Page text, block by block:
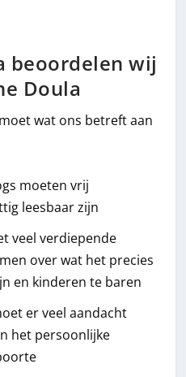
beoordelen wij
Doula
wat ons betreft aan
moeten vrij
leesbaar zijn
veel verdiepende
over wat het precies
en kinderen te baren
er veel aandacht
het persoonlijke